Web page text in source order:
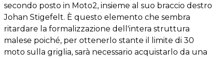
secondo posto in Moto2, insieme al suo braccio destro
Johan Stigefelt. È questo elemento che sembra
ritardare la formalizzazione dell'intera struttura
malese poiché, per ottenerlo stante il limite di 30
moto sulla griglia, sarà necessario acquistarlo da una